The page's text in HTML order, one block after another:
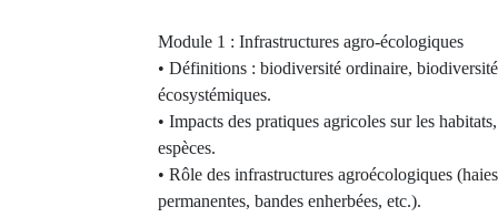
Module 1 : Infrastructures agro-écologiques
• Définitions : biodiversité ordinaire,
écosystémiques.
• Impacts des pratiques agricoles sur les
espèces.
• Rôle des infrastructures agroécologiques
permanentes, bandes enherbées, etc.).